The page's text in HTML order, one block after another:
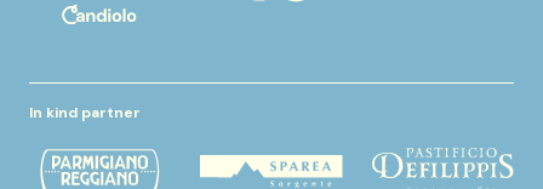
In kind partner